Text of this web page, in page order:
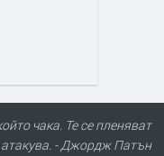
чака. Те се пленяват
атакува. - Джордж Патън